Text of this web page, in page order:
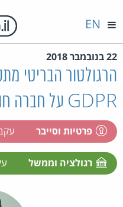
EN
22 בנובמבר 2018
הרגולטור הבריטי
GDPR על חברה חוץ-אירופאית
פרטיות וסייבר
רגולציה וממשל